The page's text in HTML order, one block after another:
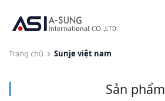
Trang chủ Sunje việt nam
Sản phẩm